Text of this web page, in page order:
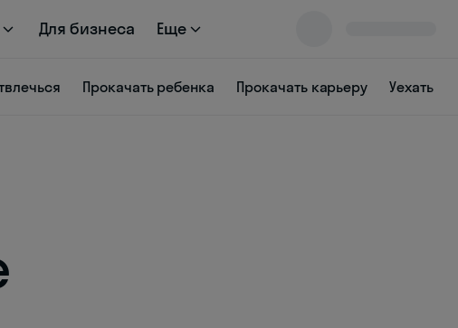
Для бизнеса Еще
Прокачать ребенка Прокачать карьеру Уехать